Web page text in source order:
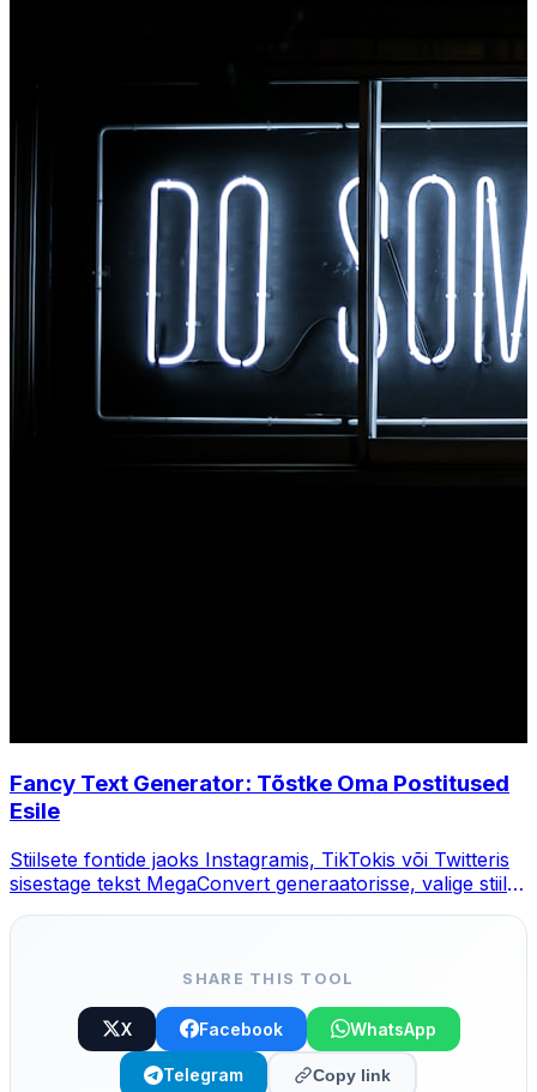
Fancy Text Generator: Tõstke Oma Postitused
Esile
Stiilsete fontide jaoks Instagramis, TikTokis või Twitteris
sisestage tekst MegaConvert generaatorisse, valige stiil ja
SHARE THIS TOOL
X Facebook WhatsApp
Telegram Copy link